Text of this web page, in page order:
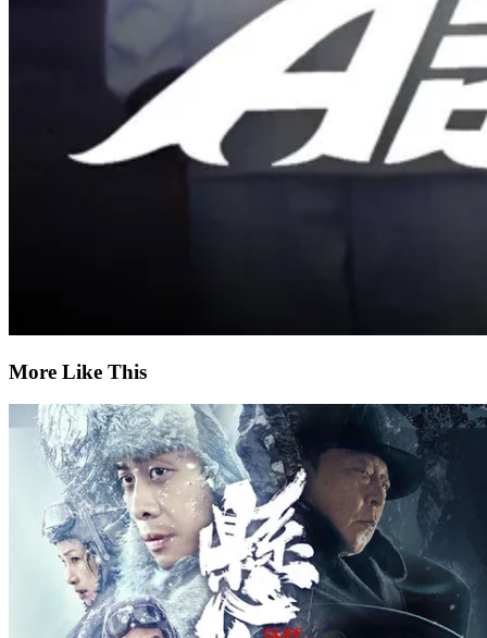
More Like This